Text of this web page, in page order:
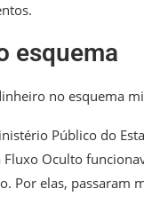
esquema
no esquema
Público do
Fluxo Oculto
Por elas, passaram